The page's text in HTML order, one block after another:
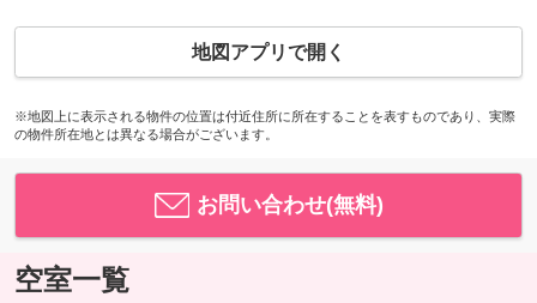
地図アプリで開く
※地図上に表示される物件の位置は付近住所に所在することを表すものであり、実際
の物件所在地とは異なる場合がございます。
お問い合わせ(無料)
空室一覧